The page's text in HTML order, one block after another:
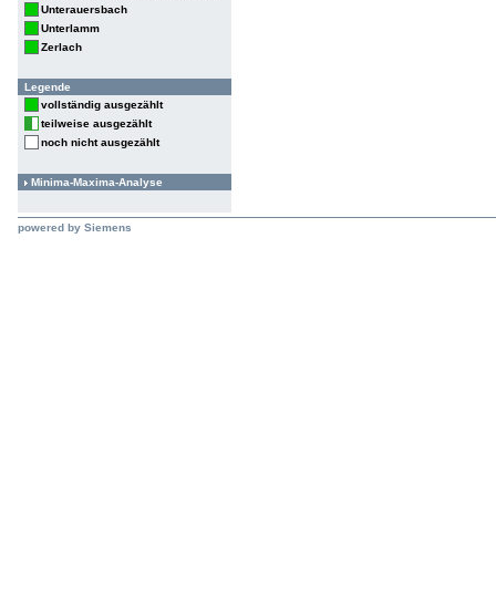
Unterauersbach
Unterlamm
Zerlach
Legende
vollständig ausgezählt
teilweise ausgezählt
noch nicht ausgezählt
Minima-Maxima-Analyse
powered by Siemens